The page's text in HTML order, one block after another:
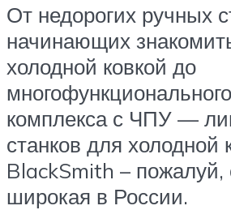
От недорогих ручных
начинающих
холодной ковкой до
комплекса с ЧПУ —
станков для холодной
BlackSmith – пожалуй,
широкая в России.